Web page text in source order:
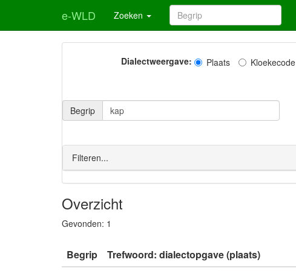
e-WLD Zoeken
Dialectweergave: Plaats Kloekecode
Begrip
Filteren...
Overzicht
Gevonden: 1
Begrip Trefwoord: dialectopgave (plaats)